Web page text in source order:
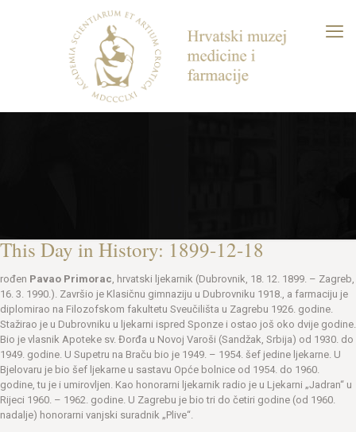
This Day in History: 1899-12-18
rođen Pavao Primorac, hrvatski ljekarnik (Dubrovnik, 18. 12. 1899. – Zagreb,
16. 3. 1990.). Završio je Klasičnu gimnaziju u Dubrovniku 1918., a farmaciju je
diplomirao na Filozofskom fakultetu Sveučilišta u Zagrebu 1926. godine.
Stažirao je u Dubrovniku u ljekarni ispred Sponze i ostao još oko dvije godine.
Bio je vlasnik Apoteke sv. Đorđa u Novoj Varoši (Sandžak, Srbija) od 1930. do
1949. godine. U Supetru na Braču bio je 1949. – 1954. šef jedine ljekarne. U
Bjelovaru je bio šef ljekarne u sastavu Opće bolnice od 1954. do 1960.
godine, tu je i umirovljen. Kao honorarni ljekarnik radio je u Ljekarni „Jadran“ u
Rijeci 1960. – 1962. godine. U Zagrebu je bio tri do četiri godine (od 1960.
nadalje) honorarni vanjski suradnik „Plive“.